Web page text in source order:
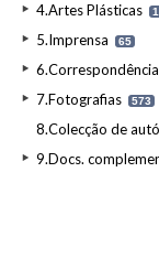
4.Artes Plásticas
5.Imprensa 65
6.Correspondência
7.Fotografias 573
8.Colecção de
9.Docs.